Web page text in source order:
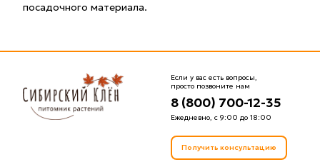
посадочного материала.
Если у вас есть вопросы,
просто позвоните нам
8 (800) 700-12-35
Ежедневно, с 9:00 до 18:00
Получить консультацию